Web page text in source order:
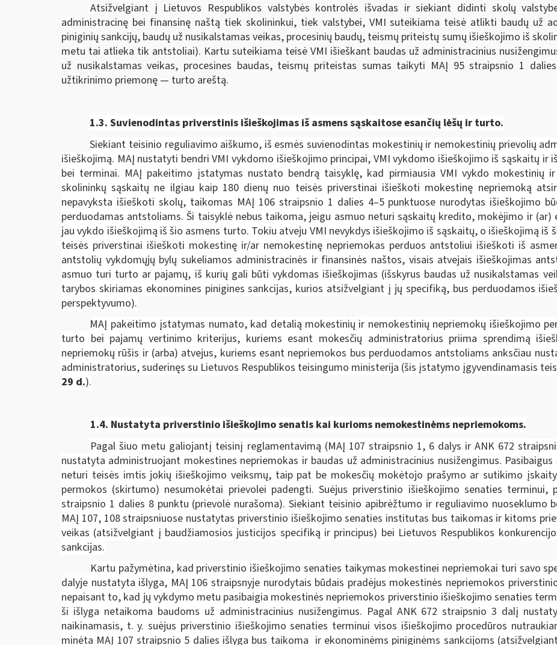
Atsižvelgiant į Lietuvos Respublikos valstybės kontrolės išvadas ir siekiant didinti skolų
administracinę bei finansinę naštą tiek skolininkui, tiek valstybei, VMI suteikiama teisė atlikti baudų už
piniginių sankcijų, baudų už nusikalstamas veikas, procesinių baudų, teismų priteistų sumų išieškojimo iš
metu tai atlieka tik antstoliai). Kartu suteikiama teisė VMI išieškant baudas už administracinius
už nusikalstamas veikas, procesines baudas, teismų priteistas sumas taikyti MAĮ 95 straipsnio 1
užtikrinimo priemonę — turto areštą.
1.3. Suvienodintas priverstinis išieškojimas iš asmens sąskaitose esančių lėšų ir turto.
Siekiant teisinio reguliavimo aiškumo, iš esmės suvienodintas mokestinių ir nemokestinių prievolių
išieškojimą. MAĮ nustatyti bendri VMI vykdomo išieškojimo principai, VMI vykdomo išieškojimo iš sąskaitų ir
bei terminai. MAĮ pakeitimo įstatymas nustato bendrą taisyklę, kad pirmiausia VMI vykdo mokestinių
skolininkų sąskaitų ne ilgiau kaip 180 dienų nuo teisės priverstinai išieškoti mokestinę nepriemoką
nepavyksta išieškoti skolų, taikomas MAĮ 106 straipsnio 1 dalies 4–5 punktuose nurodytas išieškojimo
perduodamas antstoliams. Ši taisyklė nebus taikoma, jeigu asmuo neturi sąskaitų kredito, mokėjimo ir
jau vykdo išieškojimą iš šio asmens turto. Tokiu atveju VMI nevykdys išieškojimo iš sąskaitų, o išieškojimą iš
teisės priverstinai išieškoti mokestinę ir/ar nemokestinę nepriemokas perduos antstoliui išieškoti iš
antstolių vykdomųjų bylų sukeliamos administracinės ir finansinės naštos, visais atvejais išieškojimas
asmuo turi turto ar pajamų, iš kurių gali būti vykdomas išieškojimas (išskyrus baudas už nusikalstamas
tarybos skiriamas ekonomines pinigines sankcijas, kurios atsižvelgiant į jų specifiką, bus perduodamos
perspektyvumo).
MAĮ pakeitimo įstatymas numato, kad detalią mokestinių ir nemokestinių nepriemokų išieškojimo
turto bei pajamų vertinimo kriterijus, kuriems esant mokesčių administratorius priima sprendimą
nepriemokų rūšis ir (arba) atvejus, kuriems esant nepriemokos bus perduodamos antstoliams anksčiau
administratorius, suderinęs su Lietuvos Respublikos teisingumo ministerija (šis įstatymo įgyvendinamasis
29 d.).
1.4. Nustatyta priverstinio išieškojimo senatis kai kurioms nemokestinėms nepriemokoms.
Pagal šiuo metu galiojantį teisinį reglamentavimą (MAĮ 107 straipsnio 1, 6 dalys ir ANK 672
nustatyta administruojant mokestines nepriemokas ir baudas už administracinius nusižengimus.
neturi teisės imtis jokių išieškojimo veiksmų, taip pat be mokesčių mokėtojo prašymo ar sutikimo
permokos (skirtumo) nesumokėtai prievolei padengti. Suėjus priverstinio išieškojimo senaties terminui,
straipsnio 1 dalies 8 punktu (prievolė nurašoma). Siekiant teisinio apibrėžtumo ir reguliavimo nuoseklumo
MAĮ 107, 108 straipsniuose nustatytas priverstinio išieškojimo senaties institutas bus taikomas ir kitoms
veikas (atsižvelgiant į baudžiamosios justicijos specifiką ir principus) bei Lietuvos Respublikos
sankcijas.
Kartu pažymėtina, kad priverstinio išieškojimo senaties taikymas mokestinei nepriemokai turi savo
dalyje nustatyta išlyga, MAĮ 106 straipsnyje nurodytais būdais pradėjus mokestinės nepriemokos
nepaisant to, kad jų vykdymo metu pasibaigia mokestinės nepriemokos priverstinio išieškojimo senaties
ši išlyga netaikoma baudoms už administracinius nusižengimus. Pagal ANK 672 straipsnio 3 dalį
naikinamasis, t. y. suėjus priverstinio išieškojimo senaties terminui visos išieškojimo procedūros
minėta MAĮ 107 straipsnio 5 dalies išlyga bus taikoma ir ekonominėms piniginėms sankcijoms